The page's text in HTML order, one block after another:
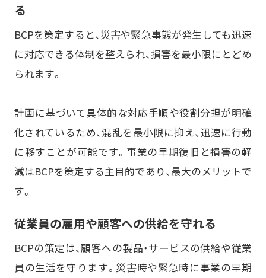
る
BCPを策定すると、災害や緊急事態が発生しても迅速
に対応できる体制を整えられ、損害を最小限にとどめ
られます。
計画に基づいて具体的な対応手順や役割分担が明確
化されているため、混乱を最小限に抑え、迅速に行動
に移すことが可能です。事業の早期復旧と損害の軽
減はBCPを策定する主目的であり、最大のメリットで
す。
従業員の雇用や顧客への供給を守れる
BCPの策定は、顧客への製品・サービスの供給や従業
員の生活を守ります。災害時や緊急時に事業の早期